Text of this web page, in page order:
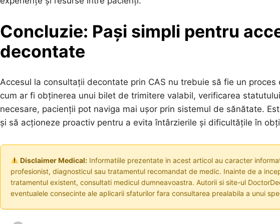
Concluzie: Pași simpli pentru
decontate
Accesul la consultații decontate prin CAS nu trebuie să fie un
cum ar fi obținerea unui bilet de trimitere valabil, verificarea
necesare, pacienții pot naviga mai ușor prin sistemul de sănătate.
și să acționeze proactiv pentru a evita întârzierile și dificultățile în
Disclaimer Medical:Informatiile prezentate in acest articol au caracter
profesionist, diagnosticul sau tratamentul recomandat de medic. Inainte de a
tratamentul existent, consultati medicul dumneavoastra. Autorii si site-ul
eventualele consecinte ale aplicarii sfaturilor fara consultarea prealabila a unui